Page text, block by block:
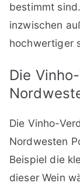
bestimmt
inzwischen
hochwertiger
Die
Die Vinho-
Nordwesten
Beispiel die
dieser Wein